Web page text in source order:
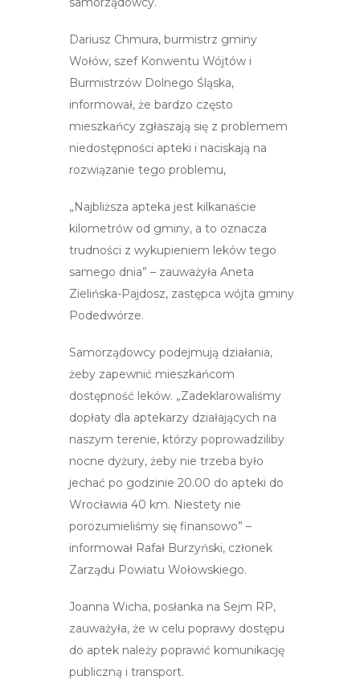
Dariusz Chmura, burmistrz gminy
Wołów, szef Konwentu Wójtów i
Burmistrzów Dolnego Śląska,
informował, że bardzo często
mieszkańcy zgłaszają się z problemem
niedostępności apteki i naciskają na
rozwiązanie tego problemu,
„Najbliższa apteka jest kilkanaście
kilometrów od gminy, a to oznacza
trudności z wykupieniem leków tego
samego dnia” – zauważyła Aneta
Zielińska-Pajdosz, zastępca wójta gminy
Podedwórze.
Samorządowcy podejmują działania,
żeby zapewnić mieszkańcom
dostępność leków. „Zadeklarowaliśmy
dopłaty dla aptekarzy działających na
naszym terenie, którzy poprowadziliby
nocne dyżury, żeby nie trzeba było
jechać po godzinie 20.00 do apteki do
Wrocławia 40 km. Niestety nie
porozumieliśmy się finansowo” –
informował Rafał Burzyński, członek
Zarządu Powiatu Wołowskiego.
Joanna Wicha, posłanka na Sejm RP,
zauważyła, że w celu poprawy dostępu
do aptek należy poprawić komunikację
publiczną i transport.